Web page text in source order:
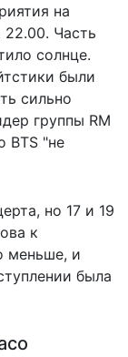
на
Часть
солнце.
были
сильно
группы RM
BTS "не
но 17 и 19
к
меньше, и
была